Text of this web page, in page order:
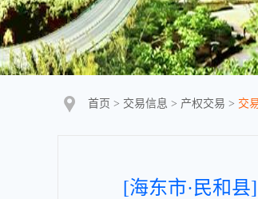
首页 > 交易信息 > 产权交易 > 交
[海东市·民和县]